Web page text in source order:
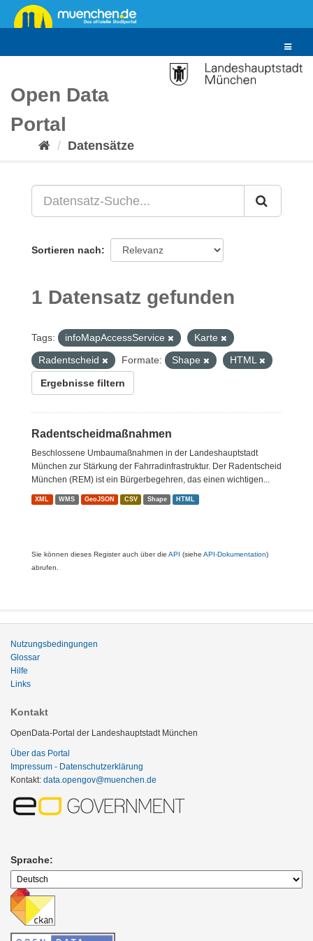
Überspringen
zum
Toggle
Open Data
Portal
Datensätze
Sortieren nach
1 Datensatz gefunden
Tags: infoMapAccessService
Karte
Radentscheid
Formate: Shape HTML
Ergebnisse filtern
Radentscheidmaßnahmen
Beschlossene Umbaumaßnahmen in der Landeshauptstadt
München zur Stärkung der Fahrradinfrastruktur. Der Radentscheid
München (REM) ist ein Bürgerbegehren, das einen wichtigen...
XML WMS GeoJSON CSV Shape HTML
Sie können dieses Register auch über die API (siehe API-Dokumentation)
abrufen.
Nutzungsbedingungen
Glossar
Hilfe
Links
Kontakt
OpenData-Portal der Landeshauptstadt München
Über das Portal
Impressum - Datenschutzerklärung
Kontakt: data.opengov@muenchen.de
Sprache